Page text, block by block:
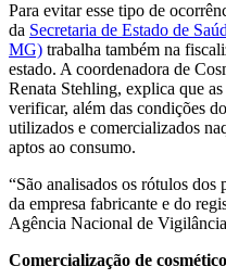
Para evitar esse tipo de
da Secretaria de Estado de
MG) trabalha também na
estado. A coordenadora de
Renata Stehling, explica que
verificar, além das condições
utilizados e comercializados
aptos ao consumo.
“São analisados os rótulos
da empresa fabricante e do
Agência Nacional de
Comercialização de